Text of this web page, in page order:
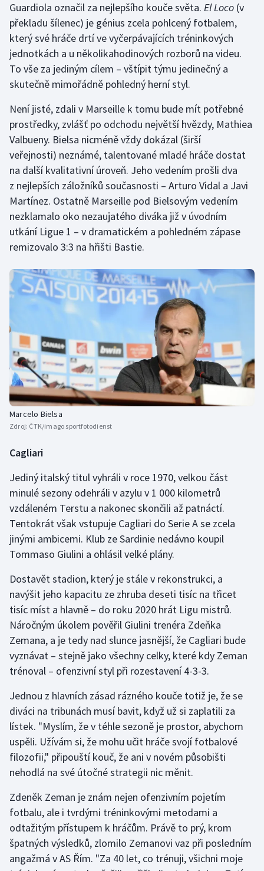
Lyže a snowboard
Moderní pětiboj
Motorsport
Parasport
Plavání
Plážový volejbal
Ragby
Rychlobruslení
Rychlostní kanoistika
Short track
Stolní tenis
Triatlon
Veslování
Ostatní
Guardiola označil za nejlepšího kouče světa. El Loco (v
překladu šílenec) je génius zcela pohlcený fotbalem,
který své hráče drtí ve vyčerpávajících tréninkových
jednotkách a u několikahodinových rozborů na videu.
To vše za jediným cílem – vštípit týmu jedinečný a
skutečně mimořádně pohledný herní styl.
Není jisté, zdali v Marseille k tomu bude mít potřebné
prostředky, zvlášť po odchodu největší hvězdy, Mathiea
Valbueny. Bielsa nicméně vždy dokázal (širší
veřejnosti) neznámé, talentované mladé hráče dostat
na další kvalitativní úroveň. Jeho vedením prošli dva
z nejlepších záložníků současnosti – Arturo Vidal a Javi
Martínez. Ostatně Marseille pod Bielsovým vedením
nezklamalo oko nezaujatého diváka již v úvodním
utkání Ligue 1 – v dramatickém a pohledném zápase
remizovalo 3:3 na hřišti Bastie.
Marcelo Bielsa
Zdroj: ČTK/imago sportfotodienst
Cagliari
Jediný italský titul vyhráli v roce 1970, velkou část
minulé sezony odehráli v azylu v 1 000 kilometrů
vzdáleném Terstu a nakonec skončili až patnáctí.
Tentokrát však vstupuje Cagliari do Serie A se zcela
jinými ambicemi. Klub ze Sardinie nedávno koupil
Tommaso Giulini a ohlásil velké plány.
Dostavět stadion, který je stále v rekonstrukci, a
navýšit jeho kapacitu ze zhruba deseti tisíc na třicet
tisíc míst a hlavně – do roku 2020 hrát Ligu mistrů.
Náročným úkolem pověřil Giulini trenéra Zdeňka
Zemana, a je tedy nad slunce jasnější, že Cagliari bude
vyznávat – stejně jako všechny celky, které kdy Zeman
trénoval – ofenzivní styl při rozestavení 4-3-3.
Jednou z hlavních zásad rázného kouče totiž je, že se
diváci na tribunách musí bavit, když už si zaplatili za
lístek. "Myslím, že v téhle sezoně je prostor, abychom
uspěli. Užívám si, že mohu učit hráče svojí fotbalové
filozofii," připouští kouč, že ani v novém působišti
nehodlá na své útočné strategii nic měnit.
Zdeněk Zeman je znám nejen ofenzivním pojetím
fotbalu, ale i tvrdými tréninkovými metodami a
odtažitým přístupem k hráčům. Právě to prý, krom
špatných výsledků, zlomilo Zemanovi vaz při posledním
angažmá v AS Řím. "Za 40 let, co trénuji, všichni moje